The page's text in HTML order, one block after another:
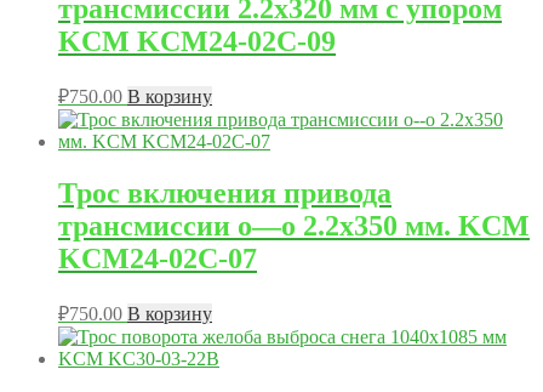
трансмиссии 2.2х320 мм с упором
KCM KCM24-02C-09
₽750.00 В корзину
Трос включения привода
трансмиссии o—o 2.2х350 мм. KCM
KCM24-02C-07
₽750.00 В корзину